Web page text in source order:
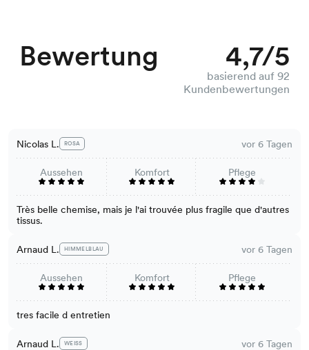
Bewertung 4,7/5
basierend auf 92
Kundenbewertungen
Nicolas L. ROSA vor 6 Tagen
Aussehen Komfort Pflege
Très belle chemise, mais je l'ai trouvée plus fragile que d'autres
tissus.
Arnaud L. HIMMELBLAU vor 6 Tagen
Aussehen Komfort Pflege
tres facile d entretien
Arnaud L. WEISS vor 6 Tagen